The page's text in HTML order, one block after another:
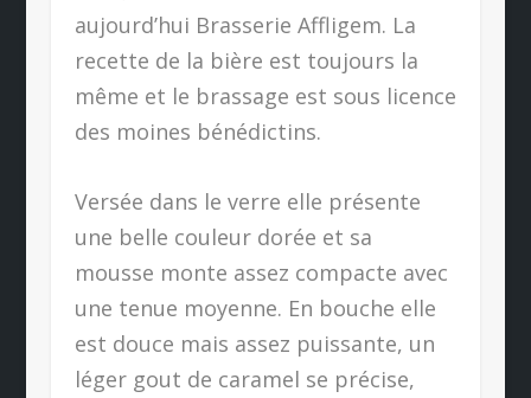
aujourd’hui Brasserie Affligem. La
recette de la bière est toujours la
même et le brassage est sous licence
des moines bénédictins.
Versée dans le verre elle présente
une belle couleur dorée et sa
mousse monte assez compacte avec
une tenue moyenne. En bouche elle
est douce mais assez puissante, un
léger gout de caramel se précise,